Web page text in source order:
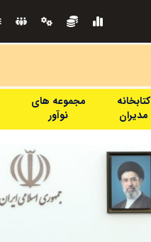
کتابخانه
مدیران
مجموعه های
نوآور